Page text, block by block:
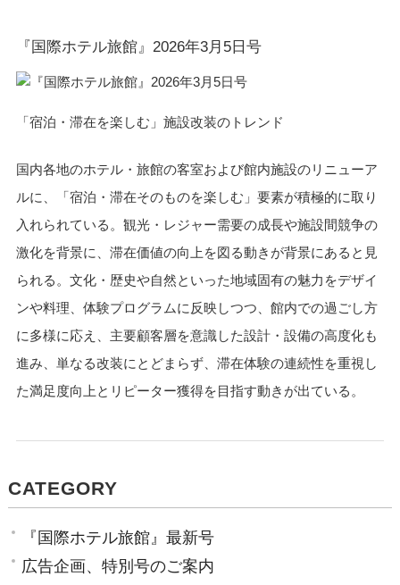
『国際ホテル旅館』2026年3月5日号
「宿泊・滞在を楽しむ」施設改装のトレンド
国内各地のホテル・旅館の客室および館内施設のリニューア
ルに、「宿泊・滞在そのものを楽しむ」要素が積極的に取り
入れられている。観光・レジャー需要の成長や施設間競争の
激化を背景に、滞在価値の向上を図る動きが背景にあると見
られる。文化・歴史や自然といった地域固有の魅力をデザイ
ンや料理、体験プログラムに反映しつつ、館内での過ごし方
に多様に応え、主要顧客層を意識した設計・設備の高度化も
進み、単なる改装にとどまらず、滞在体験の連続性を重視し
た満足度向上とリピーター獲得を目指す動きが出ている。
CATEGORY
『国際ホテル旅館』最新号
広告企画、特別号のご案内